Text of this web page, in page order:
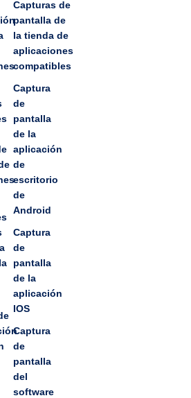
Capturas de
pantalla de
la tienda de
aplicaciones
compatibles
Captura
de
pantalla
de la
aplicación
de
escritorio
de
Android
Captura
de
pantalla
de la
aplicación
IOS
Captura
de
pantalla
del
software